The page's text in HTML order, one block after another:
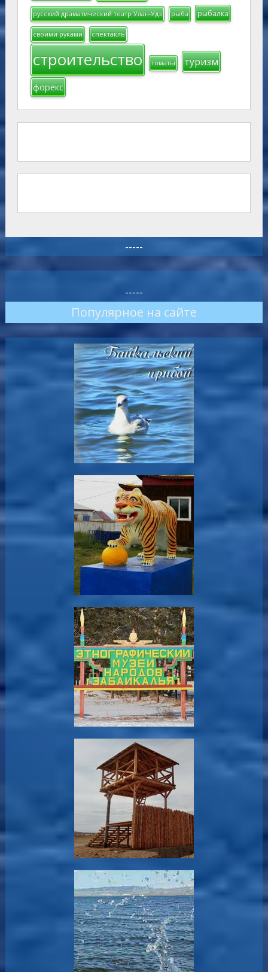
русский драматический театр Улан-Удэ рыба рыбалка
своими руками спектакль
строительство томаты туризм
форекс
-----
-----
Популярное на сайте